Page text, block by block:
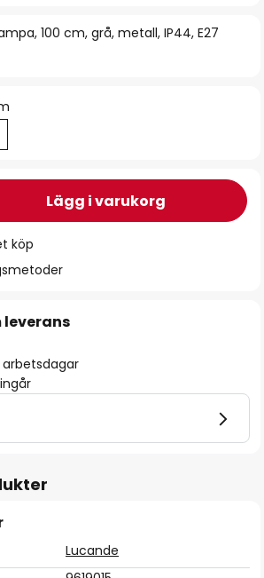
100 cm, grå, metall, IP44, E27
Lägg i varukorg
köp
arbetsdagar
ingår
Lucande